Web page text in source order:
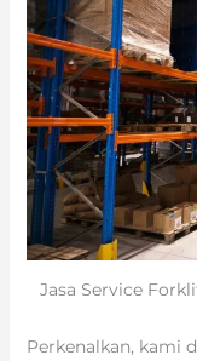
Jasa Service
Perkenalkan, kami